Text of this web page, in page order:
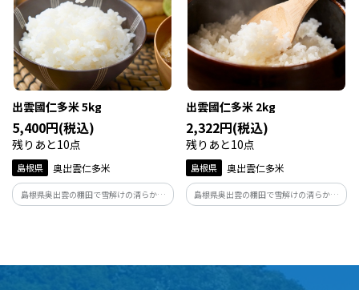
出雲國仁多米 5kg
5,400円(税込)
残りあと10点
島根県 奥出雲仁多米
島根県奥出雲の棚田で雪解けの清らかな
水と有機質豊富な土、そして寒暖差が粘
出雲國仁多米 2kg
2,322円(税込)
残りあと10点
島根県 奥出雲仁多米
島根県奥出雲の棚田で雪解けの清らかな
水と有機質豊富な土、そして寒暖差が粘